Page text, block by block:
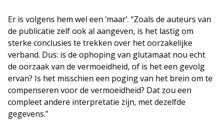
Er is volgens hem wel een ‘maar’. “Zoals de auteurs van
de publicatie zelf ook al aangeven, is het lastig om
sterke conclusies te trekken over het oorzakelijke
verband. Dus: is de ophoping van glutamaat nou echt
de oorzaak van de vermoeidheid, of is het een gevolg
ervan? Is het misschien een poging van het brein om te
compenseren voor de vermoeidheid? Dat zou een
compleet andere interpretatie zijn, met dezelfde
gegevens.”